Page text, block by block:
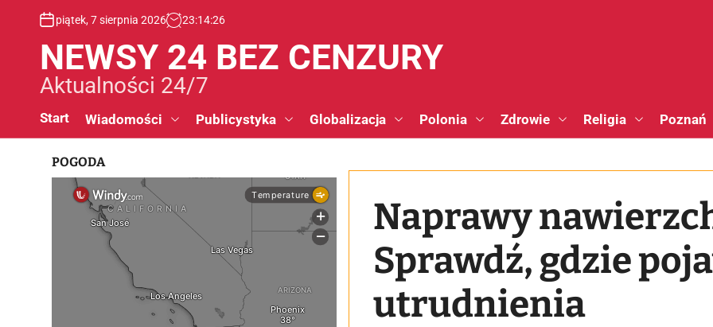
piątek, 7 sierpnia 2026 23:14:27
NEWSY 24 BEZ CENZURY
Aktualności 24/7
Start Wiadomości Publicystyka Globalizacja Polonia Zdrowie Religia Poznań
Naprawy
Sprawdź, gdzie
utrudnienia
POGODA